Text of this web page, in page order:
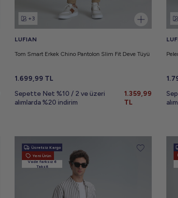
+3
LUFIAN
Tom Smart Erkek Chino Pantolon Slim Fit Deve Tüyü
1.699,99 TL
Sepette Net %10 / 2 ve üzeri
alımlarda %20 indirim
1.359,99
TL
Ücretsiz Kargo
Yeni Ürün
Vade farksız 6
Taksit